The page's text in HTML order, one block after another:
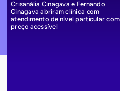
Crisanália Cinagava e Fernando
Cinagava abriram clínica com
atendimento de nível particular com
preço acessível